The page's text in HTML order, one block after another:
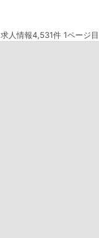
求人情報4,531件 1ページ目